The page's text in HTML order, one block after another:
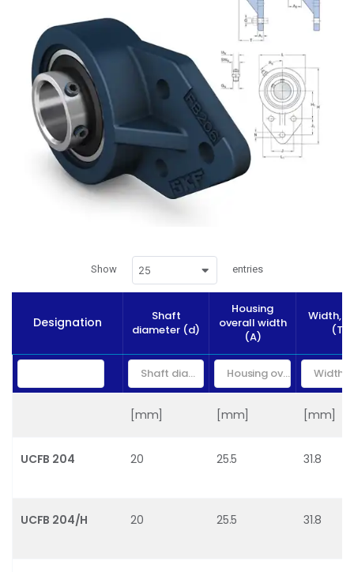
Show 25 entries
Designation
Shaft
diameter (d)
Housing
overall width
(A)
Width,
(T)
[mm] [mm] [mm]
UCFB 204 20 25.5 31.8
UCFB 204/H 20 25.5 31.8